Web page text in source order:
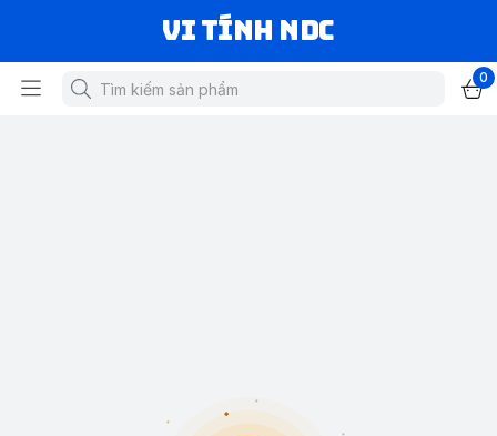
VI TÍNH NDC
0